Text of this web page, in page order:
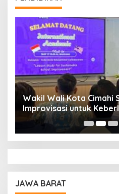
Wakil Wali Kota Cimahi
Improvisasi untuk
Pendidikan
JAWA BARAT